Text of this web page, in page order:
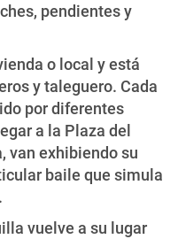
pendientes y
o local y está
y taleguero. Cada
por diferentes
a la Plaza del
van exhibiendo su
baile que simula
vuelve a su lugar